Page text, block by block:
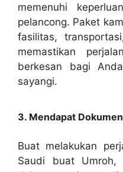
memenuhi
pelancong. Paket
fasilitas,
memastikan
berkesan bagi
sayangi.
3. Mendapat
Buat melakukan
Saudi buat Umroh,